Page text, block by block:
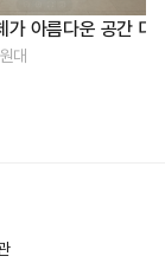
가 아름다운 공간 디
대